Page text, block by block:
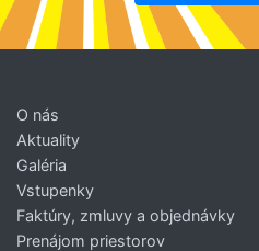
O nás
Aktuality
Galéria
Vstupenky
Faktúry, zmluvy a objednávky
Prenájom priestorov